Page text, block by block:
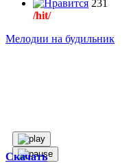
231
/hit/
Мелодии на будильник
Скачать